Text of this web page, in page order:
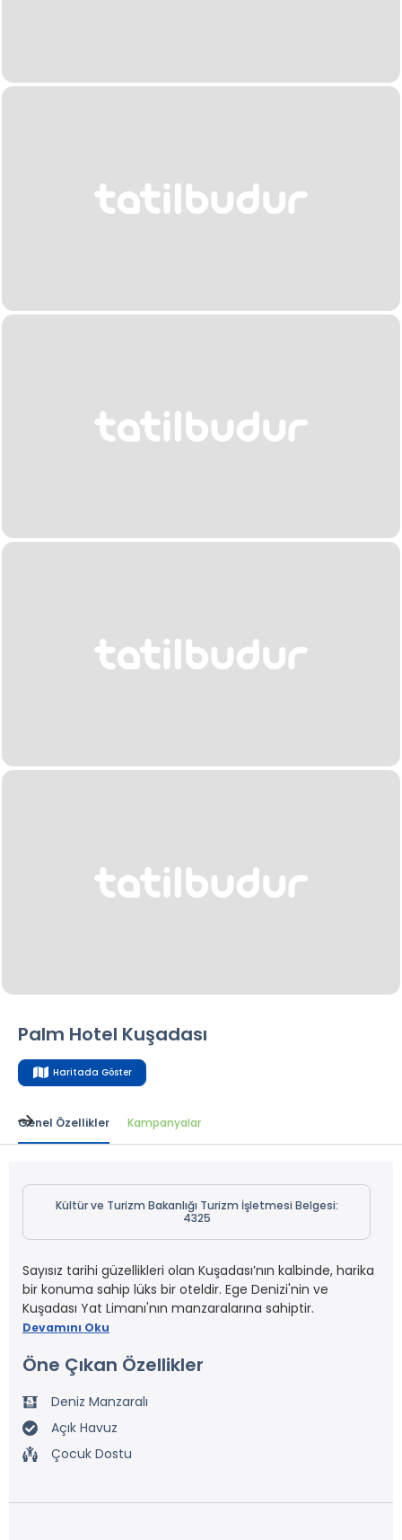
Palm Hotel Kuşadası
Haritada Göster
Genel Özellikler Kampanyalar
Kültür ve Turizm Bakanlığı Turizm İşletmesi Belgesi:
4325
Sayısız tarihi güzellikleri olan Kuşadası’nın kalbinde, harika
bir konuma sahip lüks bir oteldir. Ege Denizi'nin ve
Kuşadası Yat Limanı'nın manzaralarına sahiptir.
Devamını Oku
Öne Çıkan Özellikler
Deniz Manzaralı
Açık Havuz
Çocuk Dostu